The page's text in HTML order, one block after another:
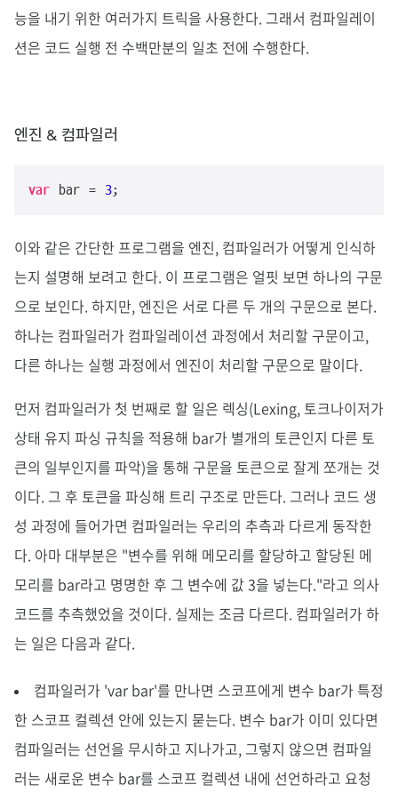
능을 내기 위한 여러가지 트릭을 사용한다. 그래서 컴파일레이
션은 코드 실행 전 수백만분의 일초 전에 수행한다.
엔진 & 컴파일러
var bar = 3;
이와 같은 간단한 프로그램을 엔진, 컴파일러가 어떻게 인식하
는지 설명해 보려고 한다. 이 프로그램은 얼핏 보면 하나의 구문
으로 보인다. 하지만, 엔진은 서로 다른 두 개의 구문으로 본다.
하나는 컴파일러가 컴파일레이션 과정에서 처리할 구문이고,
다른 하나는 실행 과정에서 엔진이 처리할 구문으로 말이다.
먼저 컴파일러가 첫 번째로 할 일은 렉싱(Lexing, 토크나이저가
상태 유지 파싱 규칙을 적용해 bar가 별개의 토큰인지 다른 토
큰의 일부인지를 파악)을 통해 구문을 토큰으로 잘게 쪼개는 것
이다. 그 후 토큰을 파싱해 트리 구조로 만든다. 그러나 코드 생
성 과정에 들어가면 컴파일러는 우리의 추측과 다르게 동작한
다. 아마 대부분은 "변수를 위해 메모리를 할당하고 할당된 메
모리를 bar라고 명명한 후 그 변수에 값 3을 넣는다."라고 의사
코드를 추측했었을 것이다. 실제는 조금 다르다. 컴파일러가 하
는 일은 다음과 같다.
컴파일러가 'var bar'를 만나면 스코프에게 변수 bar가 특정
한 스코프 컬렉션 안에 있는지 묻는다. 변수 bar가 이미 있다면
컴파일러는 선언을 무시하고 지나가고, 그렇지 않으면 컴파일
러는 새로운 변수 bar를 스코프 컬렉션 내에 선언하라고 요청